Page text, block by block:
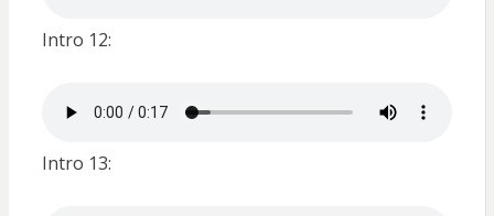
Intro 12:
Intro 13: